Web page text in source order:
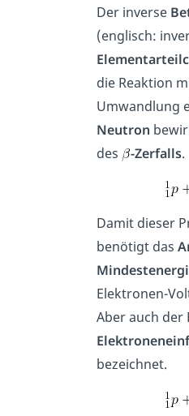
Der inverse
(englisch:
die Reaktion
Umwandlung
Neutron
des
-Zerfalls.
Damit dieser
benötigt das
Elektronen-
Aber auch der
bezeichnet.